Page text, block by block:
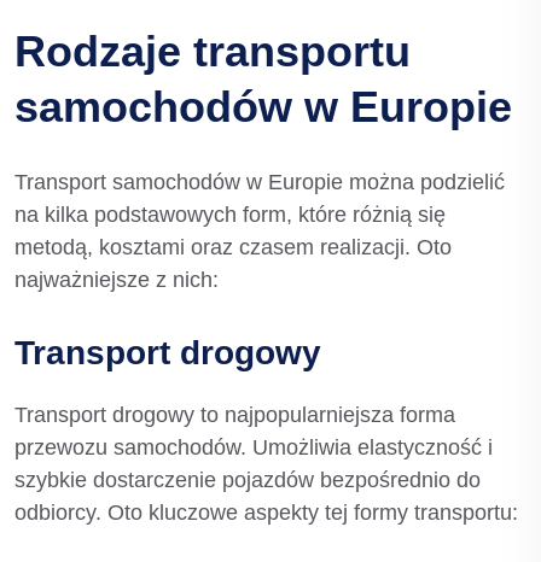
Rodzaje transportu
samochodów w Europie
Transport samochodów w Europie można podzielić
na kilka podstawowych form, które różnią się
metodą, kosztami oraz czasem realizacji. Oto
najważniejsze z nich:
Transport drogowy
Transport drogowy to najpopularniejsza forma
przewozu samochodów. Umożliwia elastyczność i
szybkie dostarczenie pojazdów bezpośrednio do
odbiorcy. Oto kluczowe aspekty tej formy transportu: